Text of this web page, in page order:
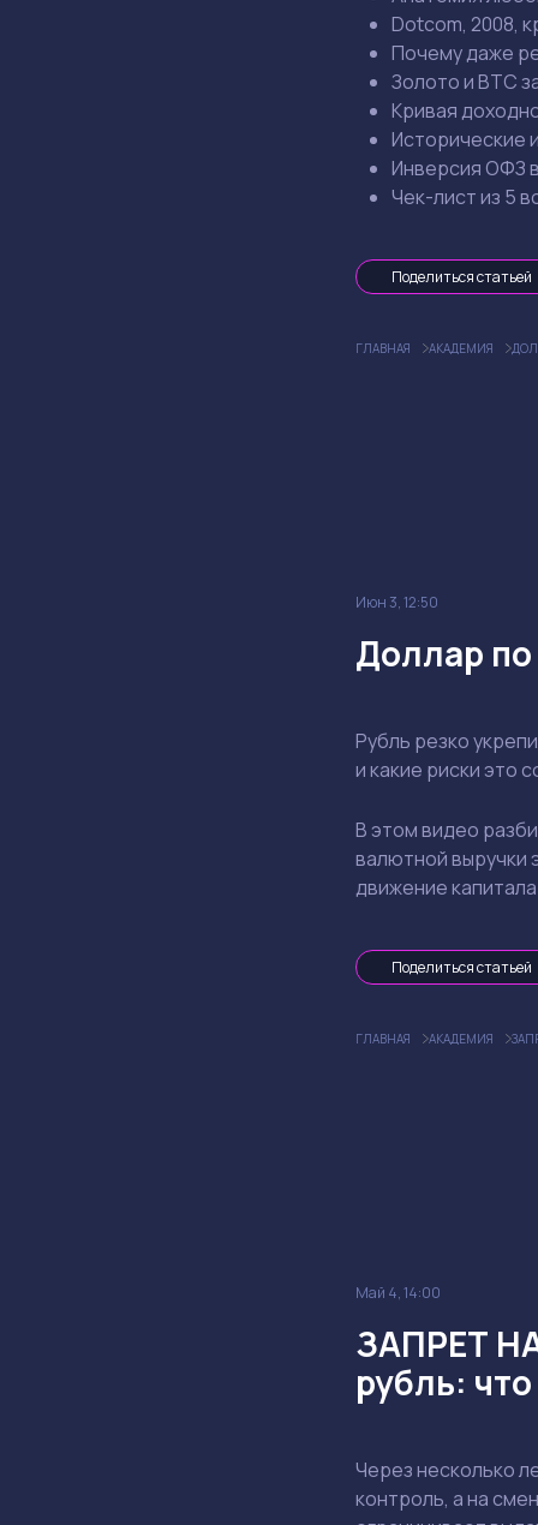
Dotcom, 2008,
Почему даже
Золото и BTC
Кривая
Исторические
Инверсия ОФЗ
Чек-лист из 5
Поделиться статьей
ГЛАВНАЯ АКАДЕМИЯ
Июн 3, 12:50
Доллар по
Рубль резко
и какие риски это
В этом видео
валютной выручки
движение
Поделиться статьей
ГЛАВНАЯ АКАДЕМИЯ
Май 4, 14:00
ЗАПРЕТ
рубль:
Через несколько
контроль, а на